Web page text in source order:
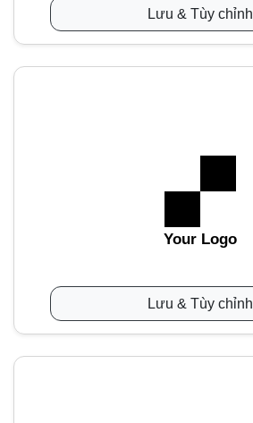
Lưu & Tùy chỉnh
Your Logo
Lưu & Tùy chỉnh